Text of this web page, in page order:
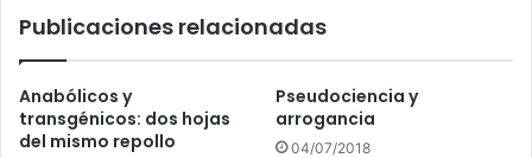
Publicaciones relacionadas
Anabólicos y
transgénicos: dos hojas
del mismo repollo
Pseudociencia y
arrogancia
04/07/2018